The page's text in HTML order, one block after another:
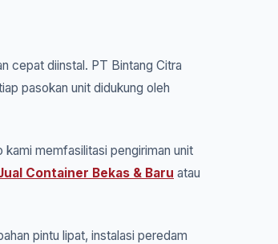
cepat diinstal. PT Bintang Citra
pasokan unit didukung oleh
memfasilitasi pengiriman unit
Container Bekas & Baru atau
pintu lipat, instalasi peredam